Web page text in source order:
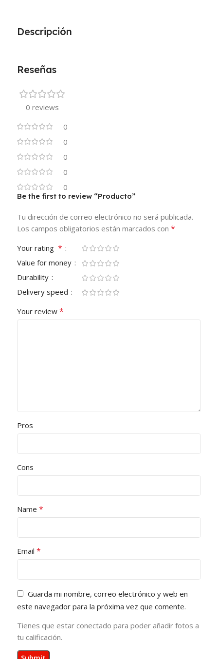
Descripción
Reseñas
0 reviews
0
0
0
0
0
Be the first to review “Producto”
Tu dirección de correo electrónico no será publicada.
Los campos obligatorios están marcados con *
Your rating *
Value for money
Durability
Delivery speed
Your review *
Pros
Cons
Name *
Email *
Guarda mi nombre, correo electrónico y web en
este navegador para la próxima vez que comente.
Tienes que estar conectado para poder añadir fotos a
tu calificación.